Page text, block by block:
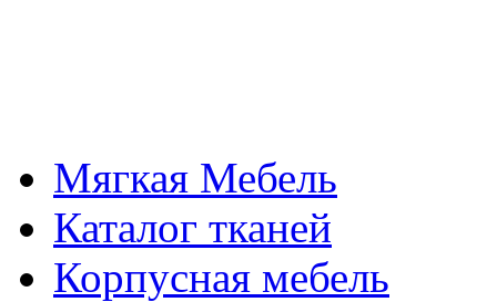
Мягкая Мебель
Каталог тканей
Корпусная мебель